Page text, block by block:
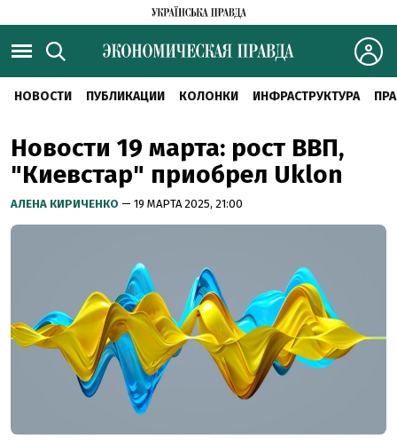
НОВОСТИ ПУБЛИКАЦИИ КОЛОНКИ ИНФРАСТРУКТУРА
Новости 19 марта: рост ВВП,
"Киевстар" приобрел Uklon
АЛЕНА КИРИЧЕНКО — 19 МАРТА 2025, 21:00